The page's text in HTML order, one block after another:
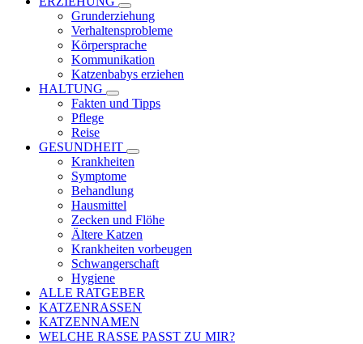
Grunderziehung
Verhaltensprobleme
Körpersprache
Kommunikation
Katzenbabys erziehen
HALTUNG
Fakten und Tipps
Pflege
Reise
GESUNDHEIT
Krankheiten
Symptome
Behandlung
Hausmittel
Zecken und Flöhe
Ältere Katzen
Krankheiten vorbeugen
Schwangerschaft
Hygiene
ALLE RATGEBER
KATZENRASSEN
KATZENNAMEN
WELCHE RASSE PASST ZU MIR?